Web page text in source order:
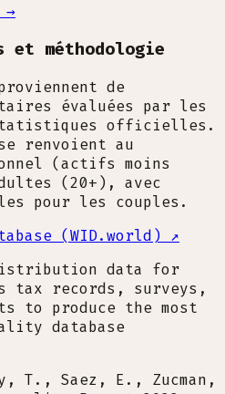
→
et méthodologie
de
évaluées par les
officielles.
renvoient au
(actifs moins
(20+), avec
pour les couples.
(WID.world) ↗
data for
tax records, surveys,
to produce the most
database
T., Saez, E., Zucman,